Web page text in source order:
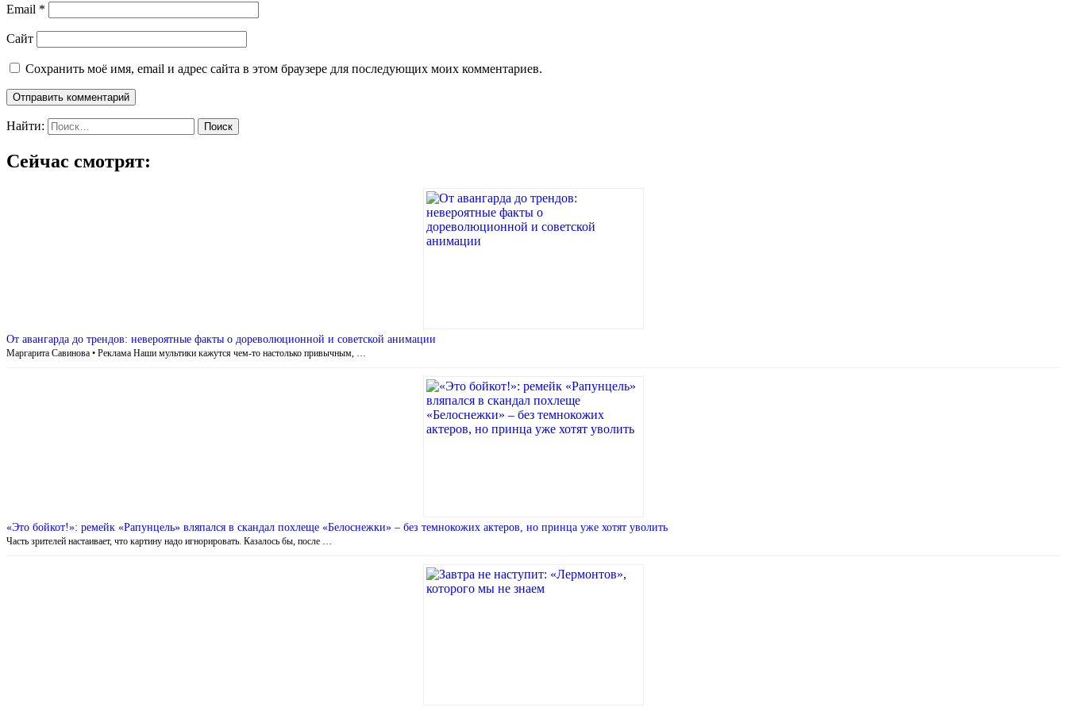
Email *
Сайт
Сохранить моё имя, email и адрес сайта в этом браузере для последующих моих комментариев.
Найти:
Сейчас смотрят:
От авангарда до трендов: невероятные факты о дореволюционной и советской анимации
Маргарита Савинова • Реклама Наши мультики кажутся чем-то настолько привычным, …
«Это бойкот!»: ремейк «Рапунцель» вляпался в скандал похлеще «Белоснежки» – без темнокожих актеров, но принца уже хотят уволить
Часть зрителей настаивает, что картину надо игнорировать. Казалось бы, после …